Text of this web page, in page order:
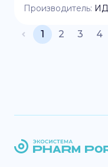
Производитель:
1 2 3 4